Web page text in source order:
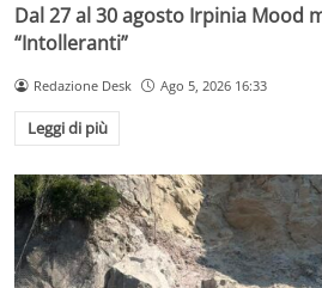
Dal 27 al 30 agosto Irpinia Mood
“Intolleranti”
Redazione Desk Ago 5, 2026 16:33
Leggi di più